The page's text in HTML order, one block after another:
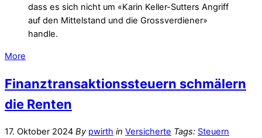
dass es sich nicht um «Karin Keller-Sutters Angriff
auf den Mittelstand und die Grossverdiener»
handle.
More
Finanz­transaktions­steuern schmälern
die Renten
17. Oktober 2024 By pwirth in Versicherte Tags: Steuern